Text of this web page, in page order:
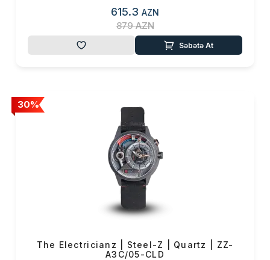
615.3 AZN
879AZN
Səbətə At
30%
The Electricianz | Steel-Z | Quartz | ZZ-
A3C/05-CLD